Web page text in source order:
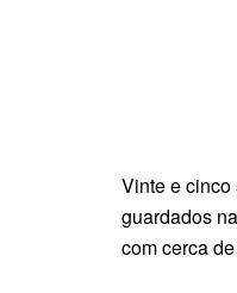
Vinte e cinco
guardados
com cerca